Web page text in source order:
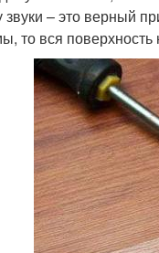
– это верный
то вся